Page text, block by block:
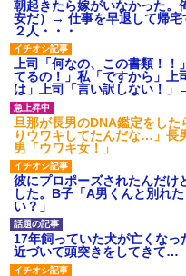
朝起きたら嫁がいなかった
安だ）→ 仕事を早退して帰宅
２人・・・
上司「何なの、この書類！
てるの！」私「ですから」上
は」上司「言い訳しない！」
旦那が長男のDNA鑑定をし
りウワキしてたんだな…」長
男「ウワキ女！」
彼にプロポーズされたんだけ
した。B子「A男くんと別れ
い？」
17年飼っていた犬が亡くな
近づいて頭突きをしてきて…